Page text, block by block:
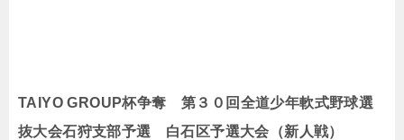
TAIYO GROUP杯争奪 第３０回全道少年軟式野球選
抜大会石狩支部予選 白石区予選大会（新人戦）